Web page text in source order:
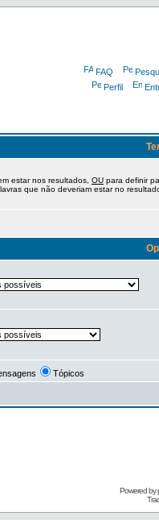
FAQ
Perfil
estar nos resultados, OU para definir
que não deveriam estar no
Tópicos
Powered by